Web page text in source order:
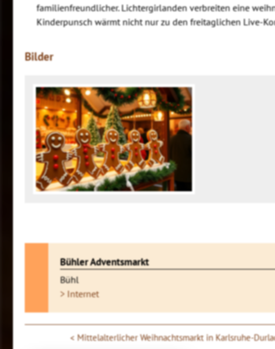
familienfreundlicher. Lichtergirlanden verbreiten eine
Kinderpunsch wärmt nicht nur zu den freitaglichen Live-
Bilder
Bühler Adventsmarkt
Bühl
> Internet
Mittelalterlicher Weihnachtsmarkt in Karlsruhe-